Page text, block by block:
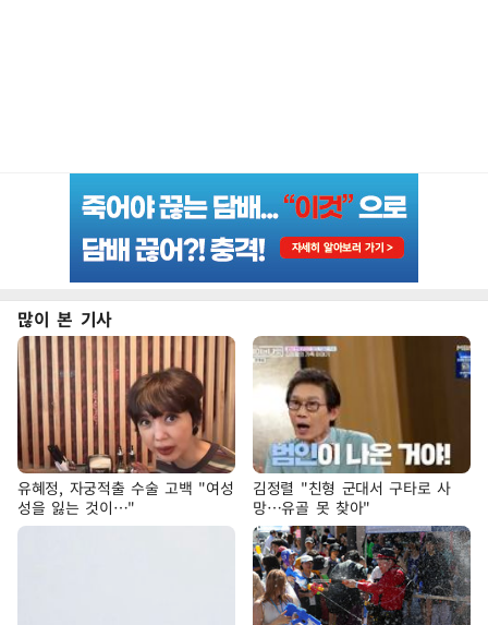
많이 본 기사
유혜정, 자궁적출 수술 고백 "여성
성을 잃는 것이…"
김정렬 "친형 군대서 구타로 사
망…유골 못 찾아"